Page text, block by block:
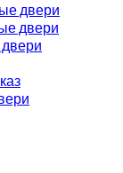
двери
двери